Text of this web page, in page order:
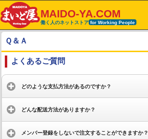
MAIDO-YA.COM
働く人のネットストア for Working People
Ｑ＆Ａ
よくあるご質問
どのような支払方法があるのですか？
どんな配送方法がありますか？
メンバー登録をしないで注文することができますか？